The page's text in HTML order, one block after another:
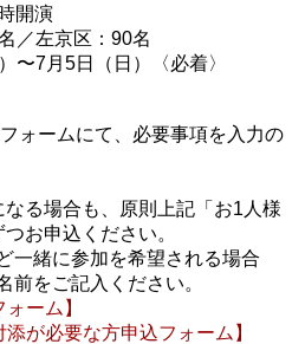
開演
／左京区：90名
〜7月5日（日）〈必着〉
ォームにて、必要事項を入力の
る場合も、原則上記「お1人様
お申込ください。
一緒に参加を希望される場合
前をご記入ください。
ーム】
が必要な方申込フォーム】